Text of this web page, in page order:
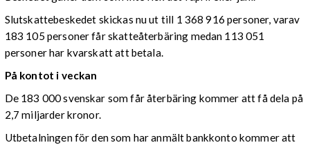
Slutskattebeskedet skickas nu ut till 1 368 916 personer, varav
183 105 personer får skatteåterbäring medan 113 051
personer har kvarskatt att betala.
På kontot i veckan
De 183 000 svenskar som får återbäring kommer att få dela på
2,7 miljarder kronor.
Utbetalningen för den som har anmält bankkonto kommer att